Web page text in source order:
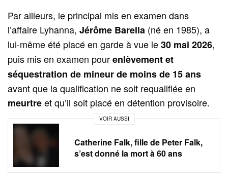
Par ailleurs, le principal mis en examen dans
l’affaire Lyhanna,Jérôme Barella (né en 1985), a
lui-même été placé en garde à vue le30 mai 2026,
puis mis en examen pourenlèvement et
séquestration de mineur de moins de 15 ans
avant que la qualification ne soit requalifiée en
meurtreet qu’il soit placé en détention provisoire.
VOIR AUSSI
Catherine Falk, fille de Peter Falk,
s’est donné la mort à 60 ans